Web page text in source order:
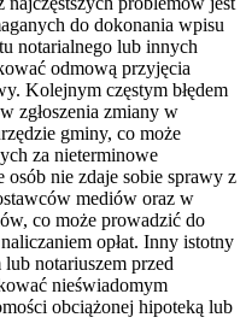
do dokonania wpisu
notarialnego lub innych
odmową przyjęcia
Kolejnym częstym błędem
zgłoszenia zmiany w
gminy, co może
za nieterminowe
nie zdaje sobie sprawy z
mediów oraz w
co może prowadzić do
opłat. Inny istotny
notariuszem przed
nieświadomym
obciążonej hipoteką lub